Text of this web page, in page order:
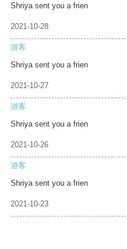
Shriya sent you a frien
2021-10-28
游客
Shriya sent you a frien
2021-10-27
游客
Shriya sent you a frien
2021-10-26
游客
Shriya sent you a frien
2021-10-23